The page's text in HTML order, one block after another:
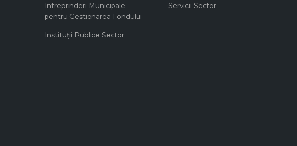
Intreprinderi Municipale
pentru Gestionarea Fondului
Servicii Sector
Instituţii Publice Sector